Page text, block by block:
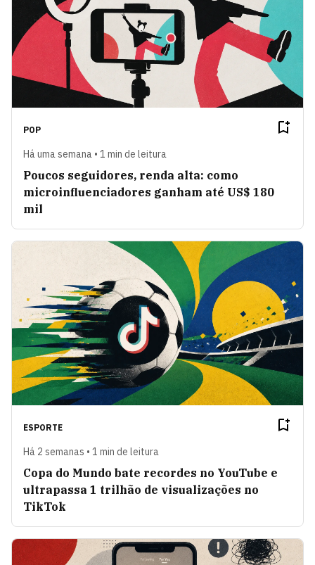
POP
Há uma semana • 1 min de leitura
Poucos seguidores, renda alta: como
microinfluenciadores ganham até US$ 180
mil
ESPORTE
Há 2 semanas • 1 min de leitura
Copa do Mundo bate recordes no YouTube e
ultrapassa 1 trilhão de visualizações no
TikTok